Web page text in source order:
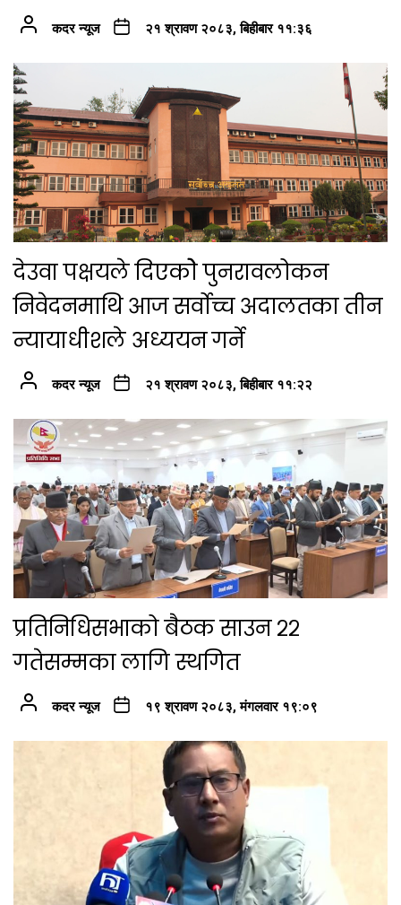
कदर न्यूज २१ श्रावण २०८३, बिहीबार ११:३६
देउवा पक्षयले दिएकोे पुनरावलोकन
निवेदनमाथि आज सर्वोच्च अदालतका तीन
न्यायाधीशले अध्ययन गर्ने
कदर न्यूज २१ श्रावण २०८३, बिहीबार ११:२२
प्रतिनिधिसभाको बैठक साउन २२
गतेसम्मका लागि स्थगित
कदर न्यूज १९ श्रावण २०८३, मंगलवार १९:०९